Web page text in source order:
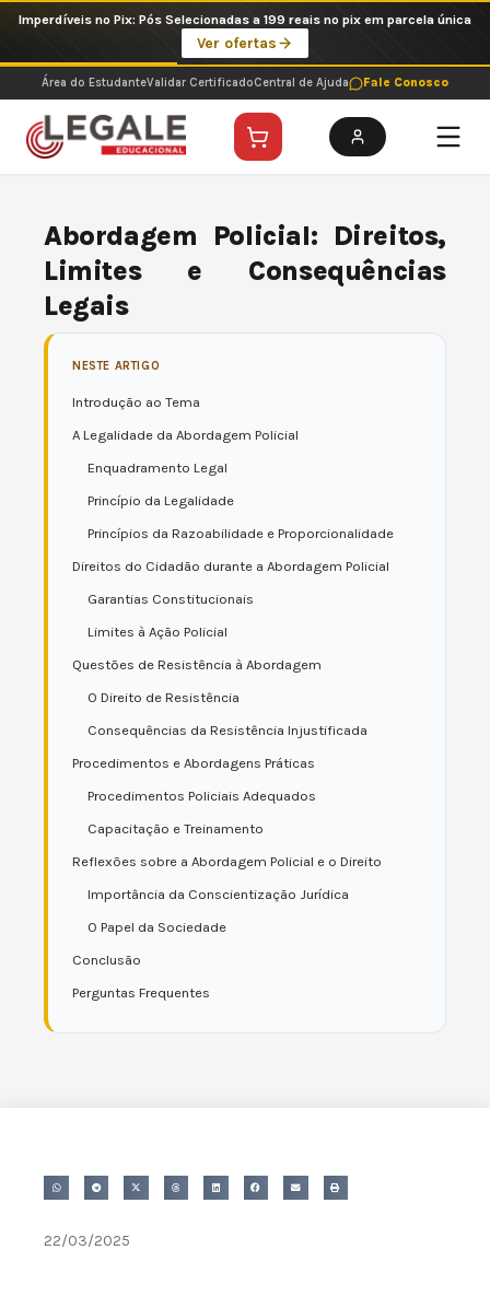
o
conteúdo
Imperdíveis no Pix: Pós Selecionadas a 199 reais no pix em parcela única
Ver ofertas
Área do EstudanteValidar CertificadoCentral de Ajuda Fale Conosco
Abordagem Policial: Direitos,
Limites e Consequências
Legais
NESTE ARTIGO
Introdução ao Tema
A Legalidade da Abordagem Policial
Enquadramento Legal
Princípio da Legalidade
Princípios da Razoabilidade e Proporcionalidade
Direitos do Cidadão durante a Abordagem Policial
Garantias Constitucionais
Limites à Ação Policial
Questões de Resistência à Abordagem
O Direito de Resistência
Consequências da Resistência Injustificada
Procedimentos e Abordagens Práticas
Procedimentos Policiais Adequados
Capacitação e Treinamento
Reflexões sobre a Abordagem Policial e o Direito
Importância da Conscientização Jurídica
O Papel da Sociedade
Conclusão
Perguntas Frequentes
22/03/2025